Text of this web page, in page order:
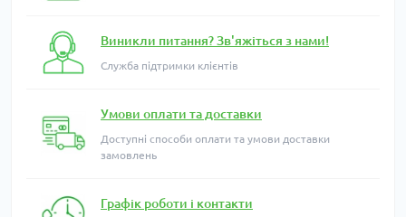
Виникли питання? Зв'яжіться з нами!
Служба підтримки клієнтів
Умови оплати та доставки
Доступні способи оплати та умови доставки
замовлень
Графік роботи і контакти